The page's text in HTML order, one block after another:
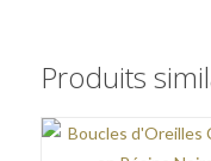
Produits